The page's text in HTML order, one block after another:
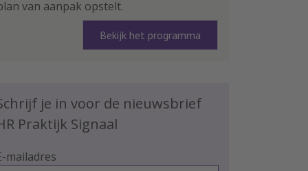
van aanpak opstelt.
Bekijk het programma
je in voor de nieuwsbrief
Praktijk Signaal
mailadres